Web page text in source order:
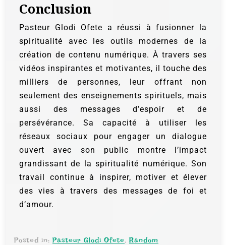
Conclusion
Pasteur Glodi Ofete a réussi à fusionner la
spiritualité avec les outils modernes de la
création de contenu numérique. À travers ses
vidéos inspirantes et motivantes, il touche des
milliers de personnes, leur offrant non
seulement des enseignements spirituels, mais
aussi des messages d’espoir et de
persévérance. Sa capacité à utiliser les
réseaux sociaux pour engager un dialogue
ouvert avec son public montre l’impact
grandissant de la spiritualité numérique. Son
travail continue à inspirer, motiver et élever
des vies à travers des messages de foi et
d’amour.
Posted in:Pasteur Glodi Ofete,Random